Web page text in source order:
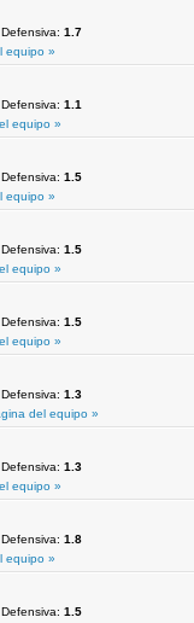
Defensiva: 1.7
equipo »
Defensiva: 1.1
equipo »
Defensiva: 1.5
equipo »
Defensiva: 1.5
equipo »
Defensiva: 1.5
equipo »
Defensiva: 1.3
del equipo »
Defensiva: 1.3
equipo »
Defensiva: 1.8
equipo »
Defensiva: 1.5